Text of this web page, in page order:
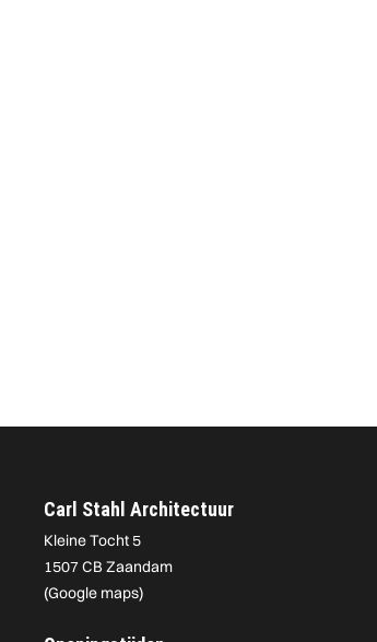
Carl Stahl Architectuur
Kleine Tocht 5
1507 CB Zaandam
(Google maps)